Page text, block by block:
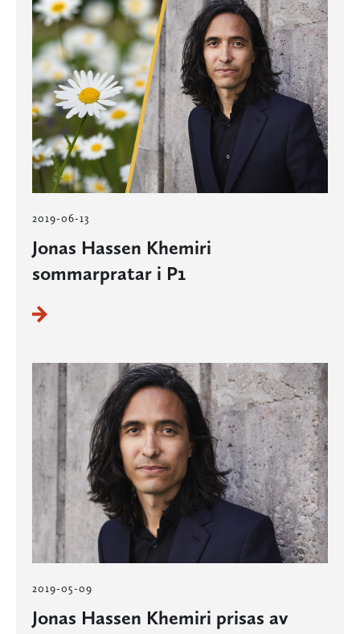
2019-06-13
Jonas Hassen Khemiri
sommarpratar i P1
2019-05-09
Jonas Hassen Khemiri prisas av